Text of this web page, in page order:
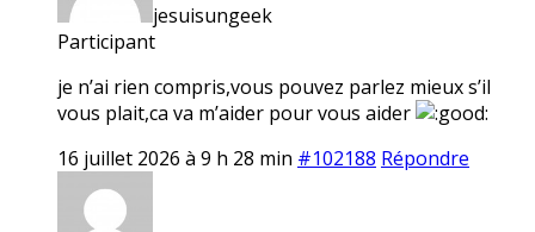
jesuisungeek
Participant
je n’ai rien compris,vous pouvez parlez mieux s’il
vous plait,ca va m’aider pour vous aider
16 juillet 2026 à 9 h 28 min #102188 Répondre